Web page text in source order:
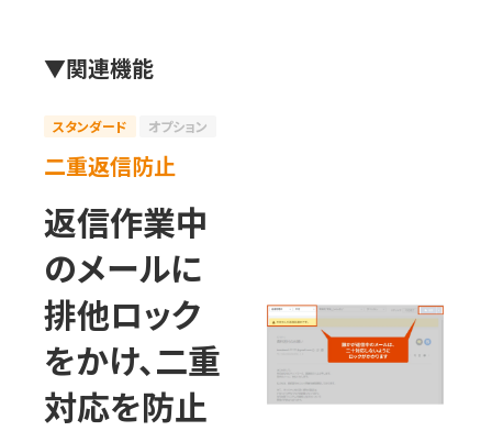
▼関連機能
スタンダード オプション
二重返信防止
返信作業中
のメールに
排他ロック
をかけ、二重
対応を防止